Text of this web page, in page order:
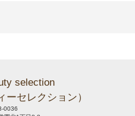
selection
ーセレクション）
0036